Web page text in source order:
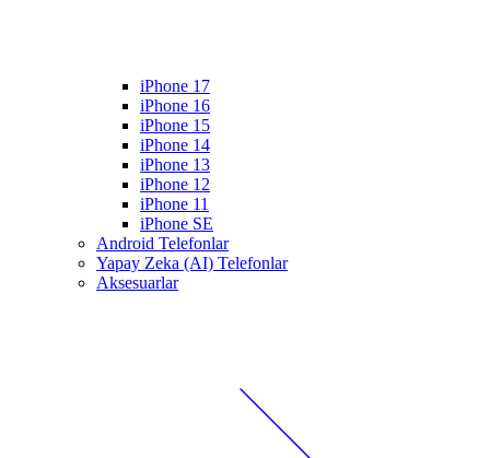
iPhone 17
iPhone 16
iPhone 15
iPhone 14
iPhone 13
iPhone 12
iPhone 11
iPhone SE
Android Telefonlar
Yapay Zeka (AI) Telefonlar
Aksesuarlar